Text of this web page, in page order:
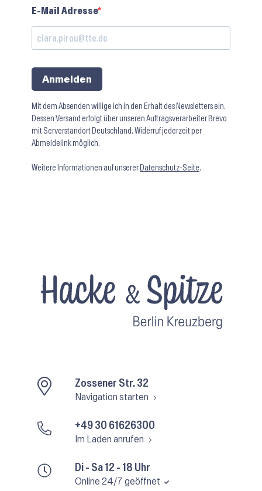
E-Mail Adresse
Anmelden
Mit dem Absenden willige ich in den Erhalt des Newsletters ein.
Dessen Versand erfolgt über unseren Auftragsverarbeiter Brevo
mit Serverstandort Deutschland. Widerruf jederzeit per
Abmeldelink möglich.
Weitere Informationen auf unserer Datenschutz-Seite.
Di - Sa 12 - 18 Uhr
Online 24/7 geöffnet
Zossener Str. 32
Navigation starten
+49 30 61626300
Im Laden anrufen